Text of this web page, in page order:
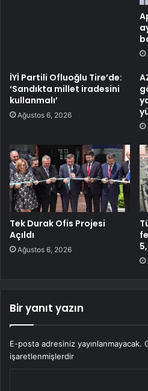
İYİ Partili Ofluoğlu Tire’de:
‘Sandıkta millet iradesini
kullanmalı’
Ağustos 6, 2026
Tek Durak Ofis Projesi
Açıldı
Ağustos 6, 2026
Bir yanıt yazın
E-posta adresiniz yayınlanmayacak.
işaretlenmişlerdir